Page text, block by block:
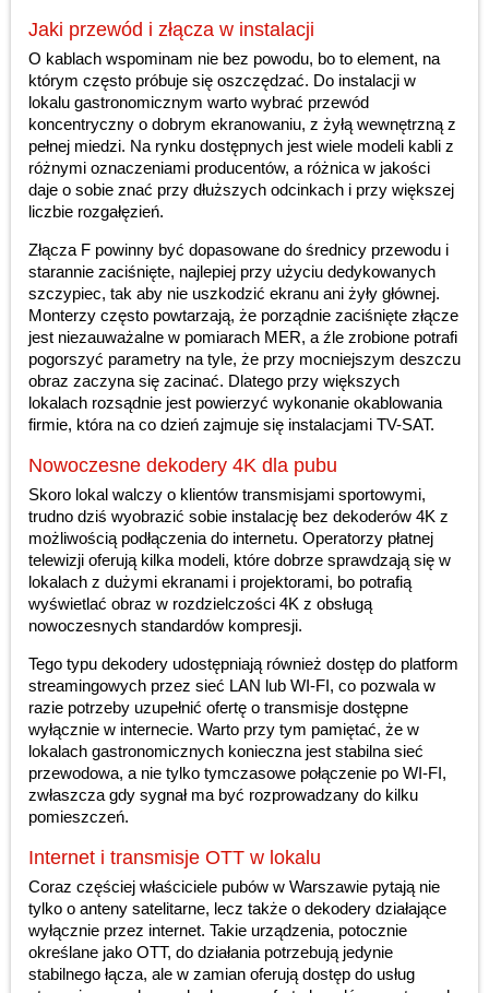
Jaki przewód i złącza w instalacji
O kablach wspominam nie bez powodu, bo to element, na
którym często próbuje się oszczędzać. Do instalacji w
lokalu gastronomicznym warto wybrać przewód
koncentryczny o dobrym ekranowaniu, z żyłą wewnętrzną z
pełnej miedzi. Na rynku dostępnych jest wiele modeli kabli z
różnymi oznaczeniami producentów, a różnica w jakości
daje o sobie znać przy dłuższych odcinkach i przy większej
liczbie rozgałęzień.
Złącza F powinny być dopasowane do średnicy przewodu i
starannie zaciśnięte, najlepiej przy użyciu dedykowanych
szczypiec, tak aby nie uszkodzić ekranu ani żyły głównej.
Monterzy często powtarzają, że porządnie zaciśnięte złącze
jest niezauważalne w pomiarach MER, a źle zrobione potrafi
pogorszyć parametry na tyle, że przy mocniejszym deszczu
obraz zaczyna się zacinać. Dlatego przy większych
lokalach rozsądnie jest powierzyć wykonanie okablowania
firmie, która na co dzień zajmuje się instalacjami TV-SAT.
Nowoczesne dekodery 4K dla pubu
Skoro lokal walczy o klientów transmisjami sportowymi,
trudno dziś wyobrazić sobie instalację bez dekoderów 4K z
możliwością podłączenia do internetu. Operatorzy płatnej
telewizji oferują kilka modeli, które dobrze sprawdzają się w
lokalach z dużymi ekranami i projektorami, bo potrafią
wyświetlać obraz w rozdzielczości 4K z obsługą
nowoczesnych standardów kompresji.
Tego typu dekodery udostępniają również dostęp do platform
streamingowych przez sieć LAN lub WI-FI, co pozwala w
razie potrzeby uzupełnić ofertę o transmisje dostępne
wyłącznie w internecie. Warto przy tym pamiętać, że w
lokalach gastronomicznych konieczna jest stabilna sieć
przewodowa, a nie tylko tymczasowe połączenie po WI-FI,
zwłaszcza gdy sygnał ma być rozprowadzany do kilku
pomieszczeń.
Internet i transmisje OTT w lokalu
Coraz częściej właściciele pubów w Warszawie pytają nie
tylko o anteny satelitarne, lecz także o dekodery działające
wyłącznie przez internet. Takie urządzenia, potocznie
określane jako OTT, do działania potrzebują jedynie
stabilnego łącza, ale w zamian oferują dostęp do usług